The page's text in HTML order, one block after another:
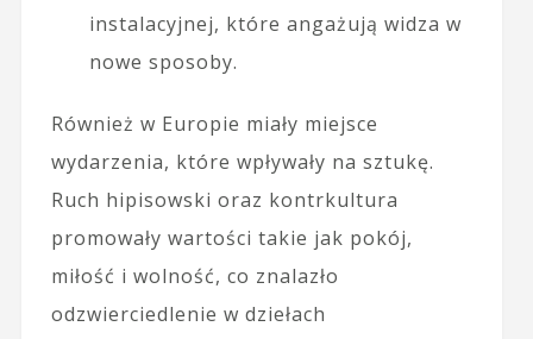
instalacyjnej, które angażują widza w
nowe sposoby.
Również w Europie miały miejsce
wydarzenia, które wpływały na sztukę.
Ruch hipisowski oraz kontrkultura
promowały wartości takie jak pokój,
miłość i wolność, co znalazło
odzwierciedlenie w dziełach